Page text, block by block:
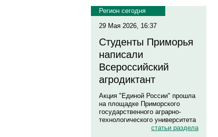
Регион сегодня
29 Мая 2026, 16:37
Студенты Приморья
написали
Всероссийский
агродиктант
Акция "Единой России" прошла
на площадке Приморского
государственного аграрно-
технологического университета
статьи раздела